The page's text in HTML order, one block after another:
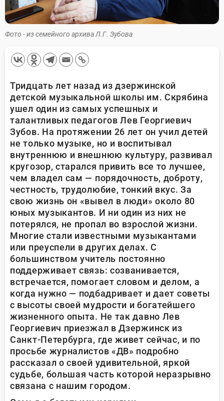
Фото - из семейного архива Л.Г. Зубова
Тридцать лет назад из дзержинской
детской музыкальной школы им. Скрябина
ушел один из самых успешных и
талантливых педагогов Лев Георгиевич
Зубов. На протяжении 26 лет он учил детей
не только музыке, но и воспитывал
внутреннюю и внешнюю культуру, развивал
кругозор, старался привить все то лучшее,
чем владел сам — порядочность, доброту,
честность, трудолюбие, тонкий вкус. За
свою жизнь он «вывел в люди» около 80
юных музыкантов. И ни один из них не
потерялся, не пропал во взрослой жизни.
Многие стали известными музыкантами
или преуспели в других делах. С
большинством учитель постоянно
поддерживает связь: созванивается,
встречается, помогает словом и делом, а
когда нужно — подбадривает и дает советы
с высоты своей мудрости и богатейшего
жизненного опыта. Не так давно Лев
Георгиевич приезжал в Дзержинск из
Санкт-Петербурга, где живет сейчас, и по
просьбе журналистов «ДВ» подробно
рассказал о своей удивительной, яркой
судьбе, большая часть которой неразрывно
связана с нашим городом.